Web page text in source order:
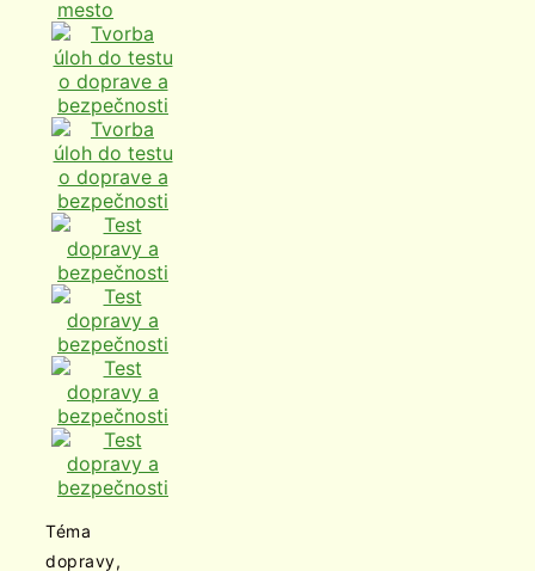
Téma
dopravy,